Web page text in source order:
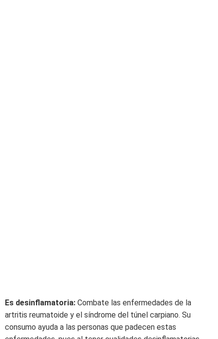
Es desinflamatoria: Combate las enfermedades de la
artritis reumatoide y el síndrome del túnel carpiano. Su
consumo ayuda a las personas que padecen estas